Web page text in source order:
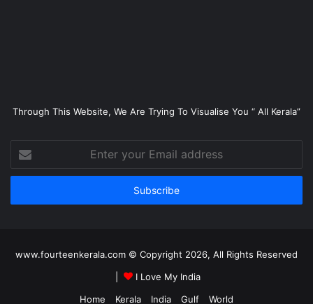
Through This Website, We Are Trying To Visualise You “ All Kerala”
your
Email
www.fourteenkerala.com © Copyright 2026, All Rights Reserved
I Love My India
Home
Kerala India Gulf World